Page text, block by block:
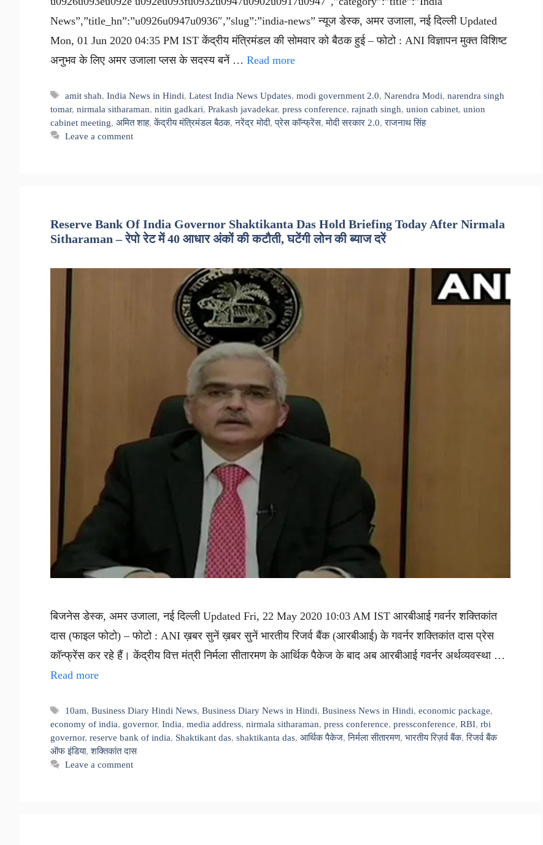
News”,”title_hn”:”u0926u0947u0936″,”slug”:”india-news” न्यूज डेस्क, अमर उजाला, नई दिल्ली Updated
Mon, 01 Jun 2020 04:35 PM IST केंद्रीय मंत्रिमंडल की सोमवार को बैठक हुई – फोटो : ANI विज्ञापन मुक्त विशिष्ट
अनुभव के लिए अमर उजाला प्लस के सदस्य बनें … Read more
Tags
amit shah,India News in Hindi,Latest India News Updates,modi government 2.0,Narendra Modi,narendra singh
tomar, nirmala sitharaman, nitin gadkari, Prakash javadekar, press conference, rajnath singh, union cabinet, union
cabinet meeting, अमित शाह,केंद्रीय मंत्रिमंडल बैठक,नरेंद्र मोदी,प्रेस कॉन्फ्रेंस,मोदी सरकार 2.0,राजनाथ सिंह
Leave a comment
Reserve Bank Of India Governor Shaktikanta Das Hold Briefing Today After Nirmala
Sitharaman – रेपो रेट में 40 आधार अंकों की कटौती, घटेंगी लोन की ब्याज दरें
बिजनेस डेस्क, अमर उजाला, नई दिल्ली Updated Fri, 22 May 2020 10:03 AM IST आरबीआई गवर्नर शक्तिकांत
दास (फाइल फोटो) – फोटो : ANI ख़बर सुनें ख़बर सुनें भारतीय रिजर्व बैंक (आरबीआई) के गवर्नर शक्तिकांत दास प्रेस
कॉन्फ्रेंस कर रहे हैं। केंद्रीय वित्त मंत्री निर्मला सीतारमण के आर्थिक पैकेज के बाद अब आरबीआई गवर्नर अर्थव्यवस्था …
Read more
Tags
10am,Business Diary Hindi News,Business Diary News in Hindi,Business News in Hindi,economic package,
economy of india, governor, India, media address, nirmala sitharaman, press conference, pressconference, RBI, rbi
governor, reserve bank of india, Shaktikant das, shaktikanta das, आर्थिक पैकेज,निर्मला सीतारमण, भारतीय रिज़र्व बैंक,रिजर्व बैंक
ऑफ इंडिया,शक्तिकांत दास
Leave a comment